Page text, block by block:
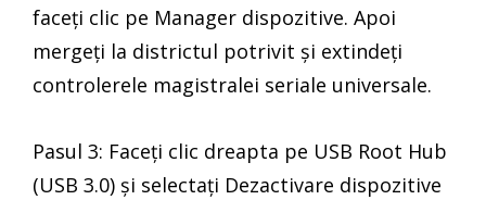
faceți clic pe Manager dispozitive. Apoi
mergeți la districtul potrivit și extindeți
controlerele magistralei seriale universale.
Pasul 3: Faceți clic dreapta pe USB Root Hub
(USB 3.0) și selectați Dezactivare dispozitive